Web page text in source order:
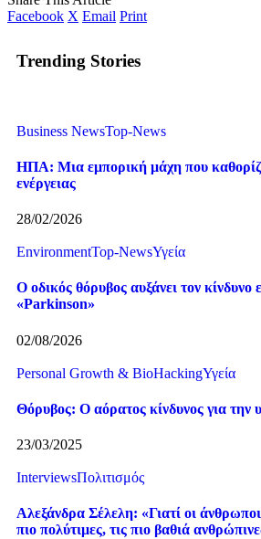
Facebook X Email Print
Trending Stories
Business NewsTop-News
ΗΠΑ: Μια εμπορική μάχη που
ενέργειας
28/02/2026
EnvironmentTop-NewsΥγεία
Ο οδικός θόρυβος αυξάνει τον κίνδυνο
«Parkinson»
02/08/2026
Personal Growth & BioHackingΥγεία
Θόρυβος: Ο αόρατος κίνδυνος για την
23/03/2025
InterviewsΠολιτισμός
Αλεξάνδρα Σέλελη: «Γιατί οι
πιο πολύτιμες, τις πιο βαθιά